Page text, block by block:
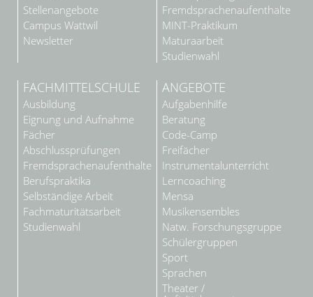
Stellenangebote
Campus Wattwil
Newsletter
Fremdsprachenaufenthalte
MINT-Praktikum
Maturaarbeit
Studienwahl
FACHMITTELSCHULE
Ausbildung
Eignung und Aufnahme
Fächer
Abschlussprüfungen
Fremdsprachenaufenthalte
Berufspraktika
Selbständige Arbeit
Fachmaturitätsarbeit
Studienwahl
ANGEBOTE
Aufgabenhilfe
Beratung
Code-Camp
Freifächer
Instrumentalunterricht
Lerncoaching
Mensa
Musikensembles
Natw. Forschungsgruppe
Schülergruppen
Sport
Sprachen
Theater /